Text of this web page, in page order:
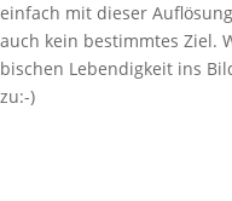
einfach mit dieser
auch kein bestimmtes Ziel.
bischen Lebendigkeit ins
zu:-)